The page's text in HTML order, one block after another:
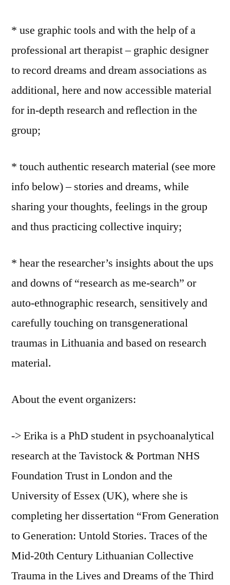
* use graphic tools and with the help of a
professional art therapist – graphic designer
to record dreams and dream associations as
additional, here and now accessible material
for in-depth research and reflection in the
group;
* touch authentic research material (see more
info below) – stories and dreams, while
sharing your thoughts, feelings in the group
and thus practicing collective inquiry;
* hear the researcher’s insights about the ups
and downs of “research as me-search” or
auto-ethnographic research, sensitively and
carefully touching on transgenerational
traumas in Lithuania and based on research
material.
About the event organizers:
-> Erika is a PhD student in psychoanalytical
research at the Tavistock & Portman NHS
Foundation Trust in London and the
University of Essex (UK), where she is
completing her dissertation “From Generation
to Generation: Untold Stories. Traces of the
Mid-20th Century Lithuanian Collective
Trauma in the Lives and Dreams of the Third